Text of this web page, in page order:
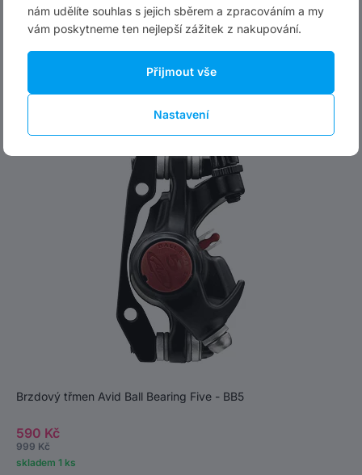
Do košíku
1 599 Kč
Brzdový třmen Avid Ball Bearing Five - BB5
590 Kč
999 Kč
skladem 1 ks
nám udělíte souhlas s jejich sběrem a zpracováním a my
vám poskytneme ten nejlepší zážitek z nakupování.
Nastavení
Přijmout vše